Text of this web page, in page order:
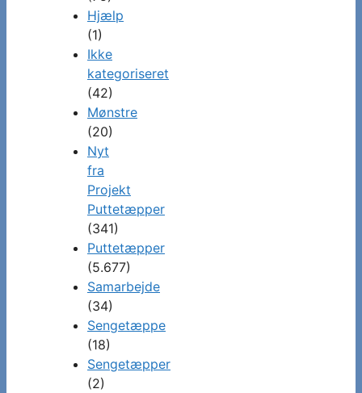
Hjælp
(1)
Ikke
kategoriseret
(42)
Mønstre
(20)
Nyt
fra
Projekt
Puttetæpper
(341)
Puttetæpper
(5.677)
Samarbejde
(34)
Sengetæppe
(18)
Sengetæpper
(2)